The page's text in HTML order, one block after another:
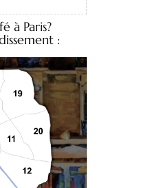
à Paris?
: